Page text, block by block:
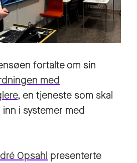
fortalte om sin
med
, en tjeneste som skal
i systemer med
Opsahl presenterte